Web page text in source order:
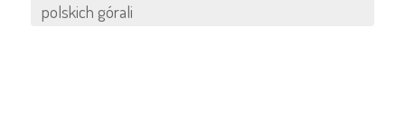
polskich górali